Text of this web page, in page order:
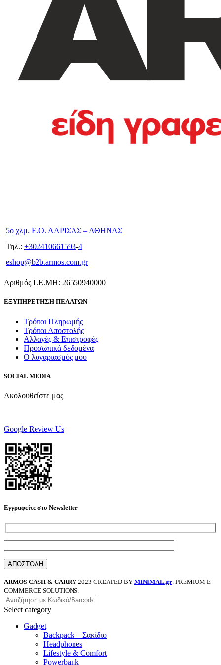
5ο χλμ. Ε.Ο. ΛΑΡΙΣΑΣ – ΑΘΗΝΑΣ
Τηλ.: +302410661593-4
eshop@b2b.armos.com.gr
Αριθμός Γ.Ε.ΜΗ: 26550940000
ΕΞΥΠΗΡΕΤΗΣΗ ΠΕΛΑΤΩΝ
Τρόποι Πληρωμής
Τρόποι Αποστολής
Αλλαγές & Επιστροφές
Προσωπικά δεδομένα
Ο λογαριασμός μου
SOCIAL MEDIA
Ακολουθείστε μας
Google Review Us
Εγγραφείτε στο Newsletter
ARMOS CASH & CARRY 2023 CREATED BY MINIMAL.gr . PREMIUM E-
COMMERCE SOLUTIONS.
Select category
Gadget
Backpack – Σακίδιο
Headphones
Lifestyle & Comfort
Powerbank